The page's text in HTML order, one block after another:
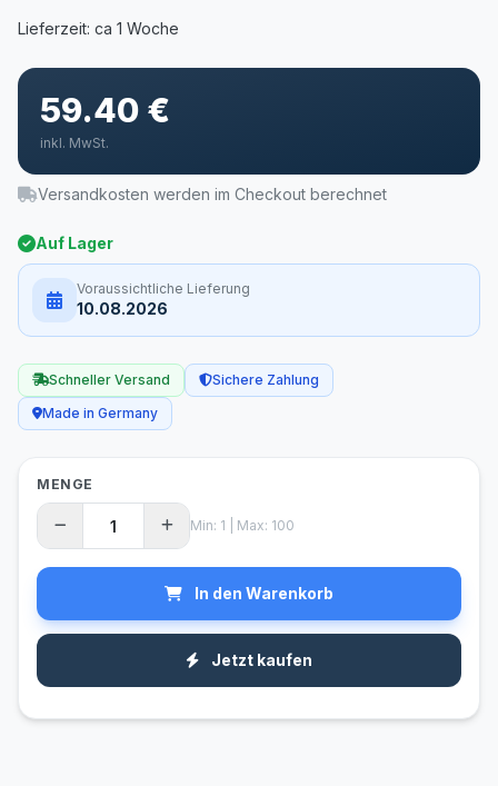
59.40 €
inkl. MwSt.
Versandkosten werden im Checkout berechnet
Auf Lager
Voraussichtliche Lieferung
10.08.2026
Schneller Versand
Sichere Zahlung
Made in Germany
MENGE
Min: 1 | Max: 100
In den Warenkorb
Jetzt kaufen